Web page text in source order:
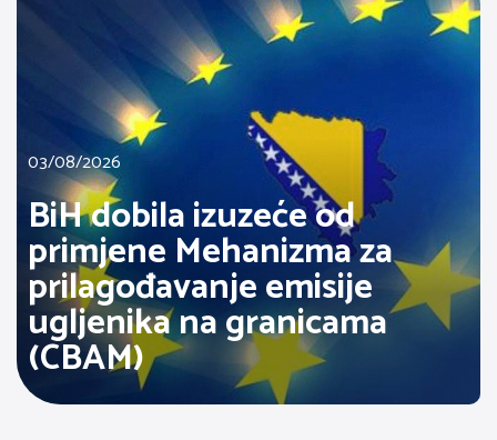
03/08/2026
BiH dobila izuzeće od
primjene Mehanizma za
prilagođavanje emisije
ugljenika na granicama
(CBAM)